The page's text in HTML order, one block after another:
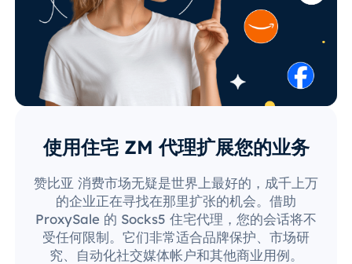
使用住宅 ZM 代理扩展您的业务
赞比亚 消费市场无疑是世界上最好的，成千上万
的企业正在寻找在那里扩张的机会。借助
ProxySale 的 Socks5 住宅代理，您的会话将不
受任何限制。它们非常适合品牌保护、市场研
究、自动化社交媒体帐户和其他商业用例。